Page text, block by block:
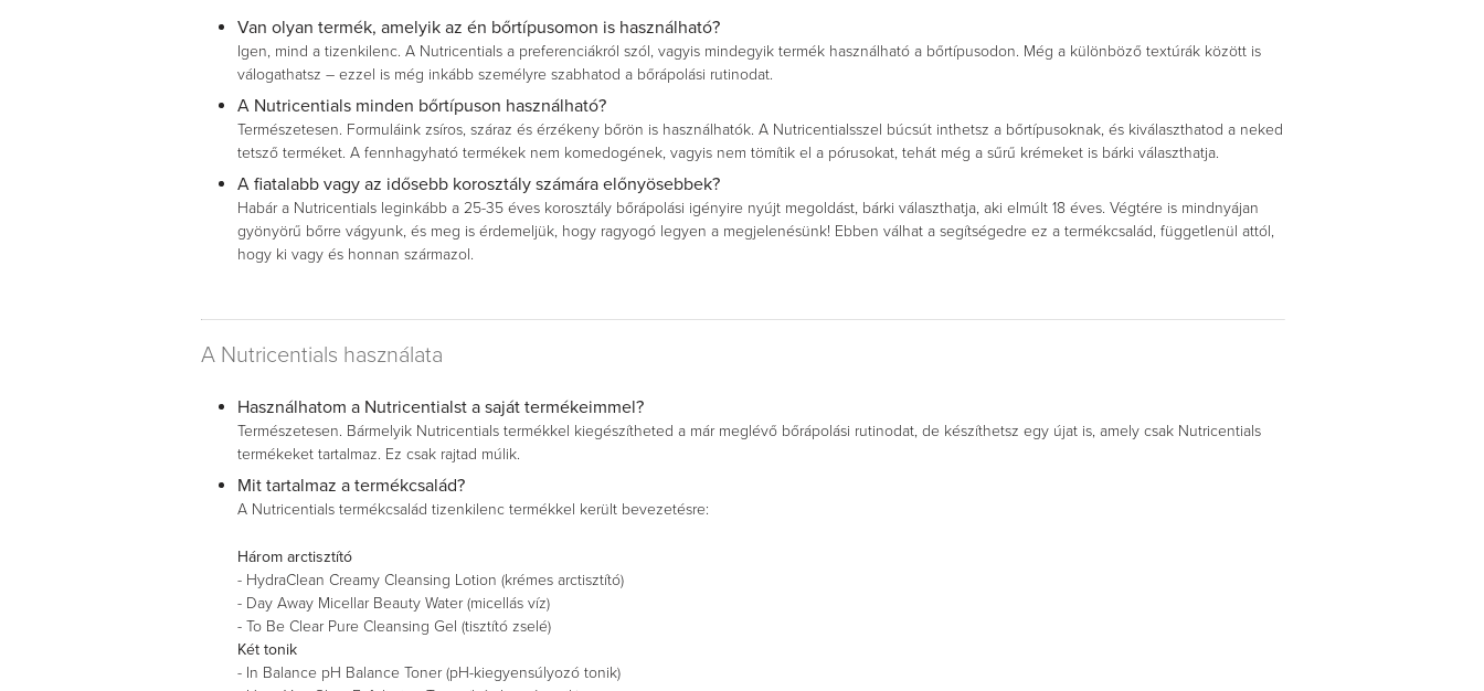
Van olyan termék, amelyik az én bőrtípusomon is használható?
Igen, mind a tizenkilenc. A Nutricentials a preferenciákról szól, vagyis mindegyik termék használható a bőrtípusodon. Még a különböző textúrák között is
válogathatsz – ezzel is még inkább személyre szabhatod a bőrápolási rutinodat.
A Nutricentials minden bőrtípuson használható?
Természetesen. Formuláink zsíros, száraz és érzékeny bőrön is használhatók. A Nutricentialsszel búcsút inthetsz a bőrtípusoknak, és kiválaszthatod a neked
tetsző terméket. A fennhagyható termékek nem komedogének, vagyis nem tömítik el a pórusokat, tehát még a sűrű krémeket is bárki választhatja.
A fiatalabb vagy az idősebb korosztály számára előnyösebbek?
Habár a Nutricentials leginkább a 25-35 éves korosztály bőrápolási igényire nyújt megoldást, bárki választhatja, aki elmúlt 18 éves. Végtére is mindnyájan
gyönyörű bőrre vágyunk, és meg is érdemeljük, hogy ragyogó legyen a megjelenésünk! Ebben válhat a segítségedre ez a termékcsalád, függetlenül attól,
hogy ki vagy és honnan származol.
A Nutricentials használata
Használhatom a Nutricentialst a saját termékeimmel?
Természetesen. Bármelyik Nutricentials termékkel kiegészítheted a már meglévő bőrápolási rutinodat, de készíthetsz egy újat is, amely csak Nutricentials
termékeket tartalmaz. Ez csak rajtad múlik.
Mit tartalmaz a termékcsalád?
A Nutricentials termékcsalád tizenkilenc termékkel került bevezetésre:
Három arctisztító
- HydraClean Creamy Cleansing Lotion (krémes arctisztító)
- Day Away Micellar Beauty Water (micellás víz)
- To Be Clear Pure Cleansing Gel (tisztító zselé)
Két tonik
- In Balance pH Balance Toner (pH-kiegyensúlyozó tonik)